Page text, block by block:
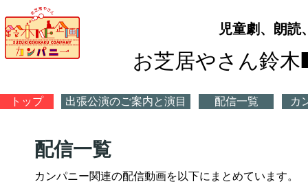
児童劇、朗読
お芝居やさん鈴
トップ 出張公演のご案内と演目 配信一覧 カ
​配信一覧
カンパニー関連の配信動画を以下にまとめています。